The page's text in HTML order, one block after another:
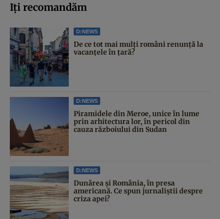
Iți recomandăm
D:NEWS
De ce tot mai mulți români renunță la
vacanțele în țară?
D:NEWS
Piramidele din Meroe, unice în lume
prin arhitectura lor, în pericol din
cauza războiului din Sudan
D:NEWS
Dunărea și România, în presa
americană. Ce spun jurnaliștii despre
criza apei?